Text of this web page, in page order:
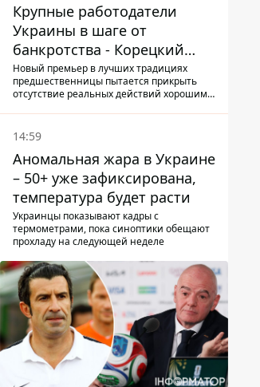
Крупные работодатели
Украины в шаге от
банкротства - Корецкий
обещает им… новые склады
Новый премьер в лучших традициях
предшественницы пытается прикрыть
отсутствие реальных действий хорошими
14:59
Аномальная жара в Украине
– 50+ уже зафиксирована,
температура будет расти
Украинцы показывают кадры с
термометрами, пока синоптики обещают
прохладу на следующей неделе